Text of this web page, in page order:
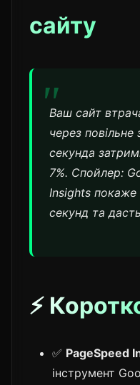
сайту
Ваш сайт
через
секунда
7%. Спойлер:
Insights покаже
секунд та
⚡
✅ PageSpeed
інструмент